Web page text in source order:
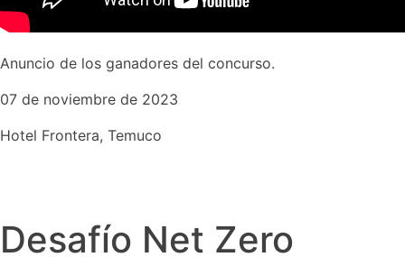
Anuncio de los ganadores del concurso.
07 de noviembre de 2023
Hotel Frontera, Temuco
Desafío Net Zero